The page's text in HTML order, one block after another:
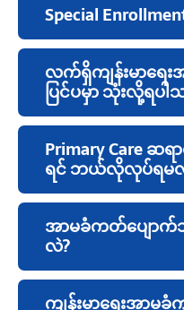
Special
လက်ရှိကျန်းမာရေ
ပြင်ပမှာ သုံးလို့ရပါ
Primary Care ဆရာ
ရင် ဘယ်လိုလုပ်ရမ
အာမခံကတ်ပျောက်
လဲ?
ကျန်းမာရေးအာမ